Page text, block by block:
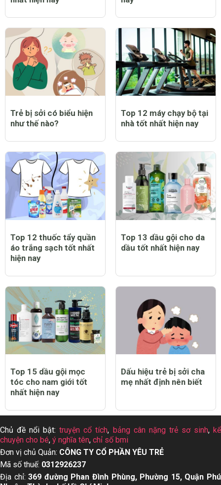
Trẻ bị sởi có biểu hiện
như thế nào?
Top 12 máy chạy bộ tại
nhà tốt nhất hiện nay
Top 12 thuốc tẩy quần
áo trắng sạch tốt nhất
hiện nay
Top 13 dầu gội cho da
dầu tốt nhất hiện nay
Top 15 dầu gội mọc
tóc cho nam giới tốt
nhất hiện nay
Dấu hiệu trẻ bị sởi cha
mẹ nhất định nên biết
Chủ đề nổi bật:truyện cổ tích, bảng cân nặng trẻ sơ sinh, kể
chuyện cho bé, ý nghĩa tên, chỉ số bmi
Đơn vị chủ Quản: CÔNG TY CỔ PHẦN YÊU TRẺ
Mã số thuế: 0312926237
Địa chỉ:369 đường Phan Đình Phùng, Phường 15, Quận Phú